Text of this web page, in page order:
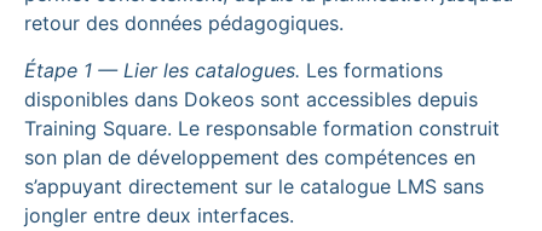
retour des données pédagogiques.
Étape 1 — Lier les catalogues. Les formations
disponibles dans Dokeos sont accessibles depuis
Training Square. Le responsable formation construit
son plan de développement des compétences en
s’appuyant directement sur le catalogue LMS sans
jongler entre deux interfaces.